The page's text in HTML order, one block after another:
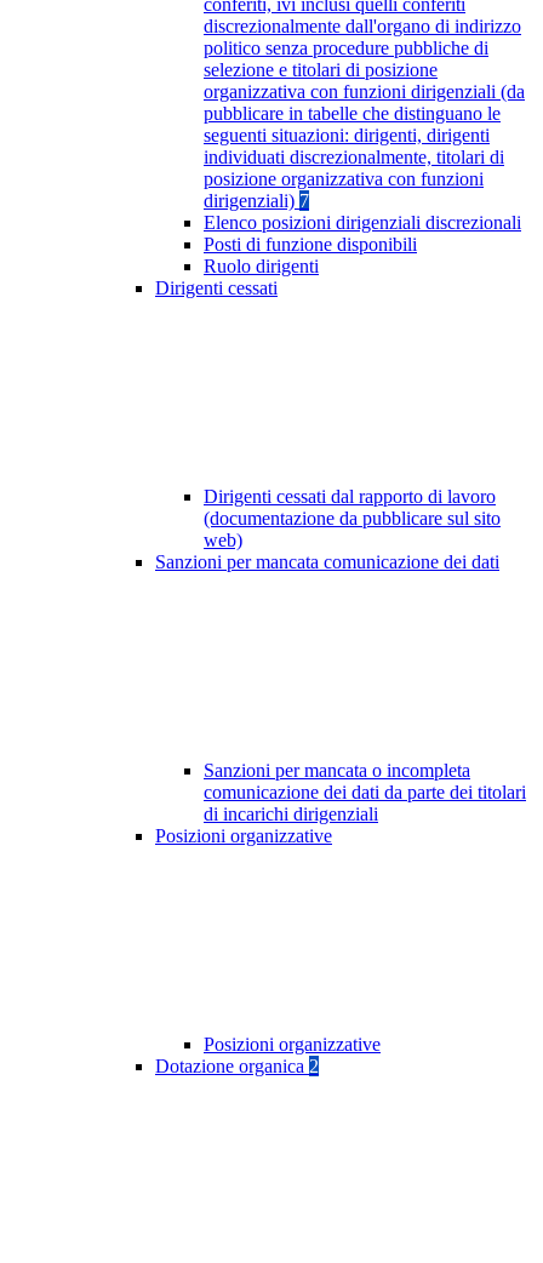
conferiti, ivi inclusi quelli conferiti
discrezionalmente dall'organo di indirizzo
politico senza procedure pubbliche di
selezione e titolari di posizione
organizzativa con funzioni dirigenziali (da
pubblicare in tabelle che distinguano le
seguenti situazioni: dirigenti, dirigenti
individuati discrezionalmente, titolari di
posizione organizzativa con funzioni
dirigenziali) 7
Elenco posizioni dirigenziali discrezionali
Posti di funzione disponibili
Ruolo dirigenti
Dirigenti cessati
Dirigenti cessati dal rapporto di lavoro
(documentazione da pubblicare sul sito
web)
Sanzioni per mancata comunicazione dei dati
Sanzioni per mancata o incompleta
comunicazione dei dati da parte dei titolari
di incarichi dirigenziali
Posizioni organizzative
Posizioni organizzative
Dotazione organica 2